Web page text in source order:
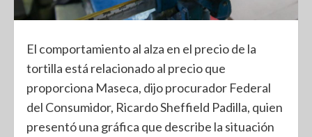
El comportamiento al alza en el precio de la
tortilla está relacionado al precio que
proporciona Maseca, dijo procurador Federal
del Consumidor, Ricardo Sheffield Padilla, quien
presentó una gráfica que describe la situación